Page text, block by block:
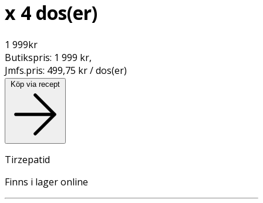
x 4 dos(er)
1 999kr
Butikspris: 1 999 kr,
Jmfs.pris: 499,75 kr / dos(er)
Köp via recept
Tirzepatid
Finns i lager online